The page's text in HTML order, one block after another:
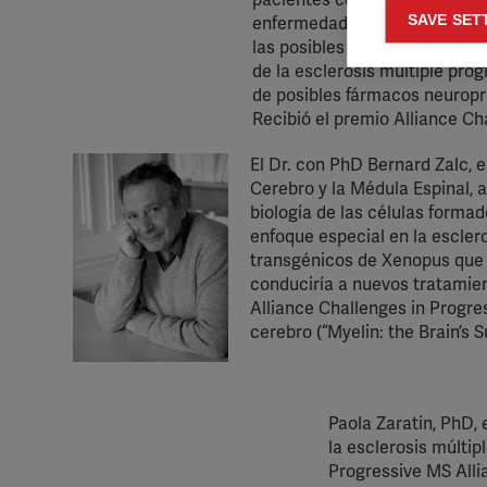
enfermedad, en particular, el
las posibles consecuencias
de la esclerosis múltiple
de posibles fármacos
Recibió el premio Alliance
El Dr. con PhD Bernard
Cerebro y la Médula
biología de las células
enfoque especial en la
transgénicos de Xenopus
conduciría a nuevos
Alliance Challenges in
cerebro (“Myelin: the Brain’s
Paola Zaratin,
la esclerosis
Progressive MS
SAVE